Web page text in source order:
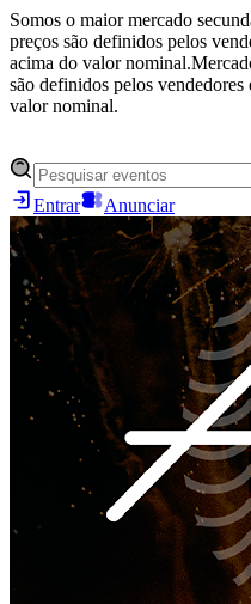
Somos o maior mercado
preços são definidos pelos
acima do valor nominal.
são definidos pelos
valor nominal.
Entrar Anunciar